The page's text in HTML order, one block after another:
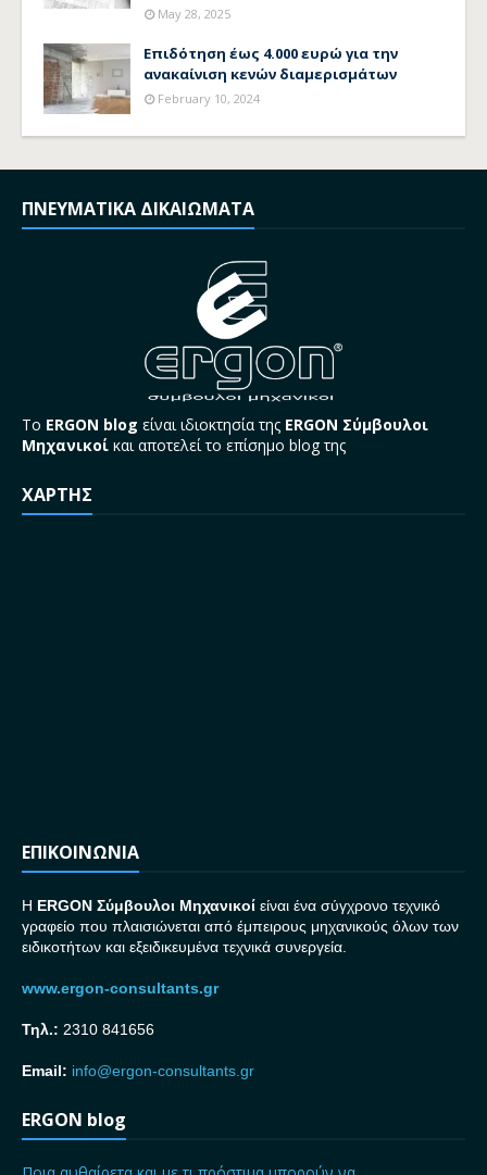
May 28, 2025
Επιδότηση έως 4.000 ευρώ για την
ανακαίνιση κενών διαμερισμάτων
February 10, 2024
ΠΝΕΥΜΑΤΙΚΑ ΔΙΚΑΙΩΜΑΤΑ
Το ERGON blog είναι ιδιοκτησία της ERGON Σύμβουλοι
Μηχανικοί και αποτελεί το επίσημο blog της
ΧΑΡΤΗΣ
ΕΠΙΚΟΙΝΩΝΙΑ
H ERGON Σύμβουλοι Μηχανικοί είναι ένα σύγχρονο τεχνικό
γραφείο που πλαισιώνεται από έμπειρους μηχανικούς όλων των
ειδικοτήτων και εξειδικευμένα τεχνικά συνεργεία.
www.ergon-consultants.gr
Τηλ.: 2310 841656
Email: info@ergon-consultants.gr
ERGON blog